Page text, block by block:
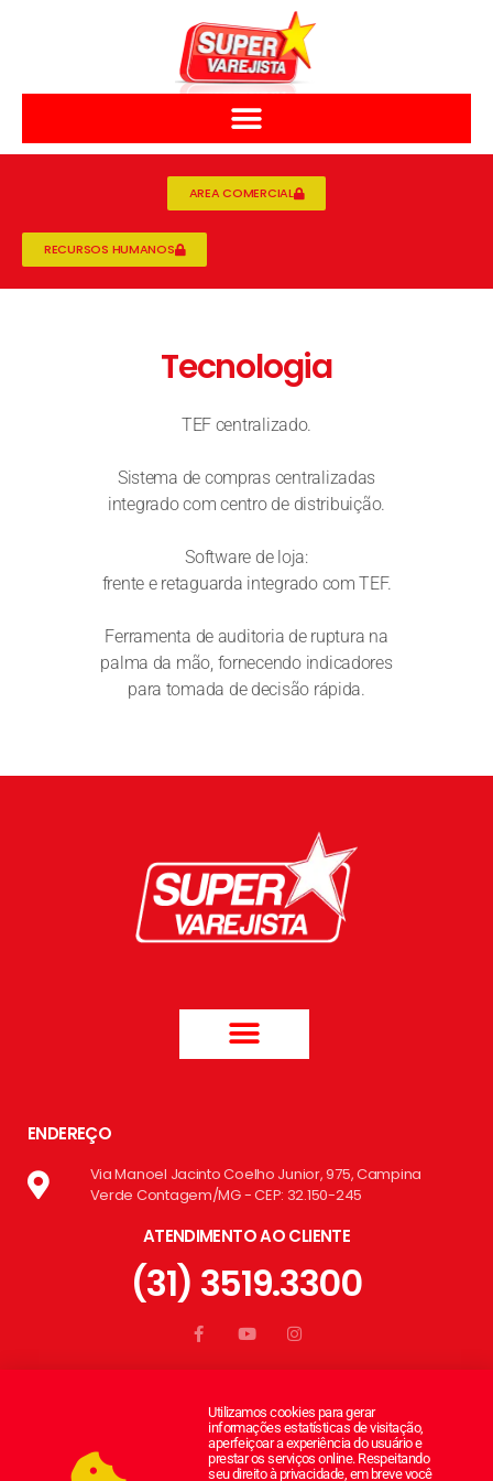
AREA COMERCIAL
RECURSOS HUMANOS
Tecnologia
TEF centralizado.
Sistema de compras centralizadas
integrado com centro de distribuição.
Software de loja:
frente e retaguarda integrado com TEF.
Ferramenta de auditoria de ruptura na
palma da mão, fornecendo indicadores
para tomada de decisão rápida.
ENDEREÇO
Via Manoel Jacinto Coelho Junior, 975, Campina
Verde Contagem/MG - CEP: 32.150-245
ATENDIMENTO AO CLIENTE
(31) 3519.3300
RECURSOS HUMANOS
Utilizamos cookies para gerar
informações estatísticas de visitação,
aperfeiçoar a experiência do usuário e
prestar os serviços online. Respeitando
seu direito à privacidade, em breve você